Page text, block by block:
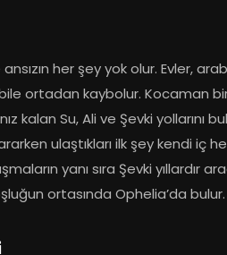
her şey yok olur. Evler,
bile ortadan kaybolur. Kocaman
kalan Su, Ali ve Şevki yollarını
ararken ulaştıkları ilk şey kendi iç
yanı sıra Şevki yıllardır
ortasında Ophelia’da bulur.